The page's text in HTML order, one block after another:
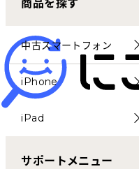
にこスマ通信
マイページ
商品を探す
中古スマートフォン
iPhone
iPad
サポートメニュー